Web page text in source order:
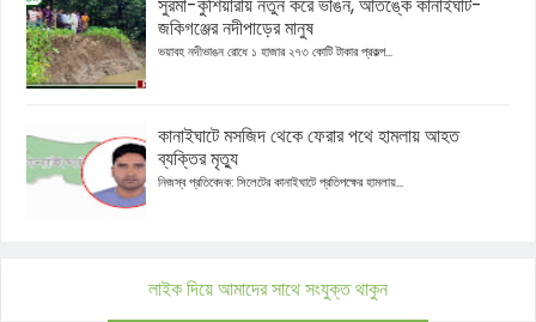
সুরমা-কুশিয়ারায় নতুন করে ভাঙন, আতঙ্কে কানাইঘাট-
জকিগঞ্জের নদীপাড়ের মানুষ
ভয়াবহ নদীভাঙন রোধে ১ হাজার ২৭৩ কোটি টাকার প্রকল্প...
কানাইঘাটে মসজিদ থেকে ফেরার পথে হামলায় আহত
ব্যক্তির মৃত্যু
নিজস্ব প্রতিবেদক: সিলেটের কানাইঘাটে প্রতিপক্ষের হামলায়...
লাইক দিয়ে আমাদের সাথে সংযুক্ত থাকুন